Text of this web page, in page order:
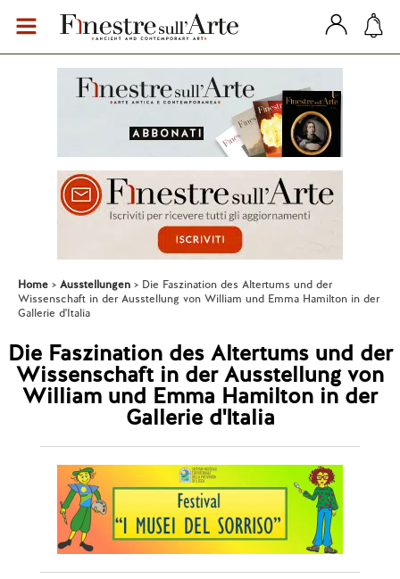
Home Ausstellungen
Die Faszination des Altertums und der
Wissenschaft in der Ausstellung von William und Emma Hamilton in der
Gallerie d'Italia
Die Faszination des Altertums und der
Wissenschaft in der Ausstellung von
William und Emma Hamilton in der
Gallerie d'Italia